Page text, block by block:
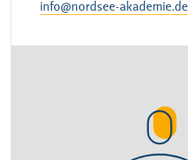
info@nordsee-akademie.de